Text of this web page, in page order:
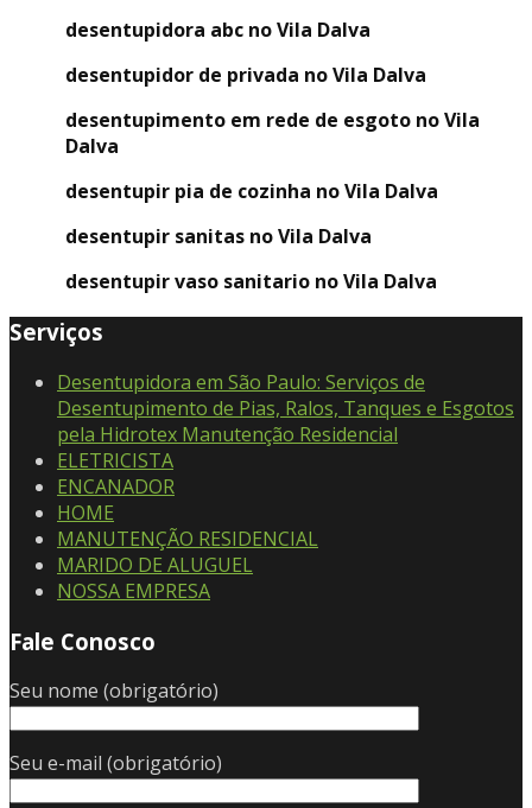
desentupidora abc no Vila Dalva
desentupidor de privada no Vila Dalva
desentupimento em rede de esgoto no Vila
Dalva
desentupir pia de cozinha no Vila Dalva
desentupir sanitas no Vila Dalva
desentupir vaso sanitario no Vila Dalva
Serviços
Desentupidora em São Paulo: Serviços de
Desentupimento de Pias, Ralos, Tanques e Esgotos
pela Hidrotex Manutenção Residencial
ELETRICISTA
ENCANADOR
HOME
MANUTENÇÃO RESIDENCIAL
MARIDO DE ALUGUEL
NOSSA EMPRESA
Fale Conosco
Seu nome (obrigatório)
Seu e-mail (obrigatório)